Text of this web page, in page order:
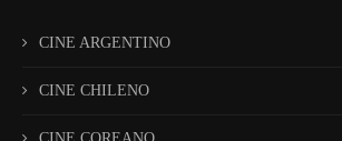
CINE ARGENTINO
CINE CHILENO